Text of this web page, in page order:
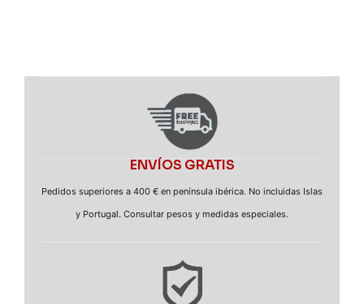
ENVÍOS GRATIS
Pedidos superiores a 400 € en península ibérica. No incluidas Islas
y Portugal. Consultar pesos y medidas especiales.